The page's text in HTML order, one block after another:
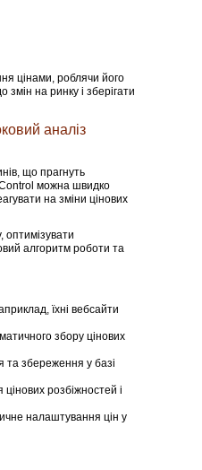
цінами, роблячи його
на ринку і зберігати
аналіз
що прагнуть
можна швидко
на зміни цінових
оптимізувати
алгоритм роботи та
їхні вебсайти
збору цінових
та збереження у базі
розбіжностей і
налаштування цін у